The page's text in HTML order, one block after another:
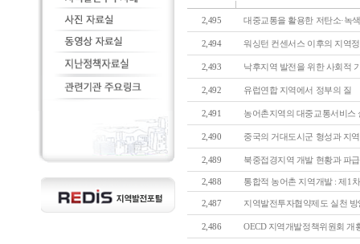
2,495 대중교통을 활용한 저탄소·녹
2,494 워싱턴 컨센서스 이후의 지역
2,493 낙후지역 발전을 위한 사회적
2,492 유럽연합 지역에서 정부의 질
2,491 농어촌지역의 대중교통서비스
2,490 중국의 거대도시군 형성과 지
2,489 북중접경지역 개발 현황과 파
2,488 통합적 농어촌 지역개발 : 제1
2,487 지역발전투자협약제도 실천 방
2,486 OECD 지역개발정책위원회 개